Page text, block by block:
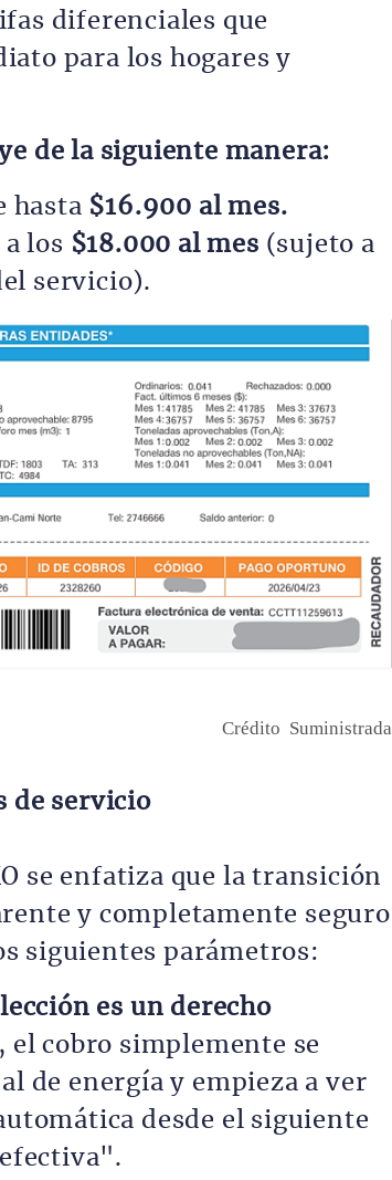
diferenciales que
para los hogares y
de la siguiente manera:
hasta $16.900 al mes.
los $18.000 al mes (sujeto a
servicio).
Crédito Suministrada
de servicio
se enfatiza que la transición
y completamente seguro
siguientes parámetros:
es un derecho
el cobro simplemente se
de energía y empieza a ver
desde el siguiente